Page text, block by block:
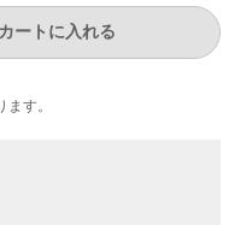
カートに入れる
す。